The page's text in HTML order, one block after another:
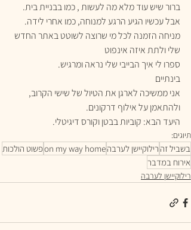
ברור שיש עוד מלא מה לעשות , כמו בבניית בית.
אבל עכשיו הגיע הרגע למנוחה, כמו אחרי לידה.
מניחה הזמנה לכל מי שרוצה לשוטט באתר החדש
שלי ולתת איזה אינפוט
ספרו לי איך הבייבי שלי נראה ומרגיש.
בינתיים
אני ממשיכה לארגן את הטיול של שישי הקרוב,
ולהתאמן על אילוף דרקונים.
היעד הבא: קוביות בבטן וקורס דיגיטלי.
תיוגים:
בשביל זה רילוקיישן לערבהon my way homeפשוט הולכות
אירוח במדבר
רילוקיישן לערבה